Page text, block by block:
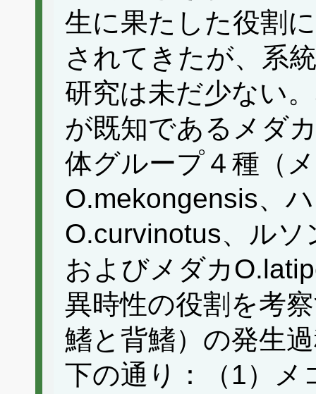
生に果たした役割
されてきたが、系
研究は未だ少ない
が既知であるメダ
体グループ４種（
O.mekongensis、
O.curvinotus、ル
およびメダカ
異時性の役割を考
鰭と背鰭）の発生
下の通り：（1）メ